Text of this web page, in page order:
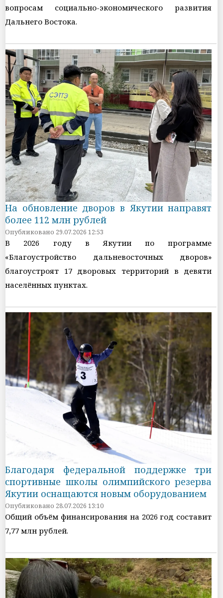
вопросам социально-экономического развития
Дальнего Востока.
На обновление дворов в Якутии направят
более 112 млн рублей
Опубликовано 29.07.2026 12:53
В 2026 году в Якутии по программе
«Благоустройство дальневосточных дворов»
благоустроят 17 дворовых территорий в девяти
населённых пунктах.
Благодаря федеральной поддержке три
спортивные школы олимпийского резерва
Якутии оснащаются новым оборудованием
Опубликовано 28.07.2026 13:10
Общий объём финансирования на 2026 год составит
7,77 млн рублей.